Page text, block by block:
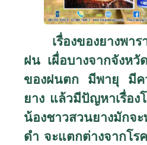
เรื่องของยางพา
ฝน เผื่อบางจากจังหวั
ของฝนตก มีพายุ มีค
ยาง แล้วมีปัญหาเรื่อ
น้องชาวสวนยางมักจ
ดำ จะแตกต่างจากโร